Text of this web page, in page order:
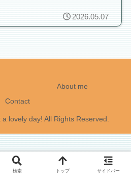
2026.05.07
About me
Contact
lovely day! All Rights Reserved.
検索 トップ サイドバー